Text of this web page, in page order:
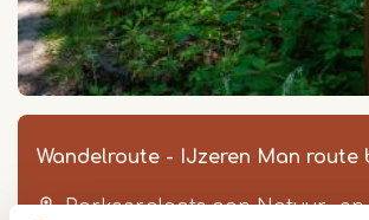
Wandelroute - IJzeren Man route
Parkeerplaats aan Natuur -en